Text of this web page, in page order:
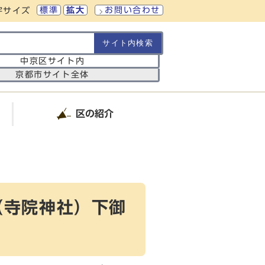
サイズ 標準 拡大 お問い合わせ
中京区サイト内
京都市サイト全体
区の紹介
院神社）下御